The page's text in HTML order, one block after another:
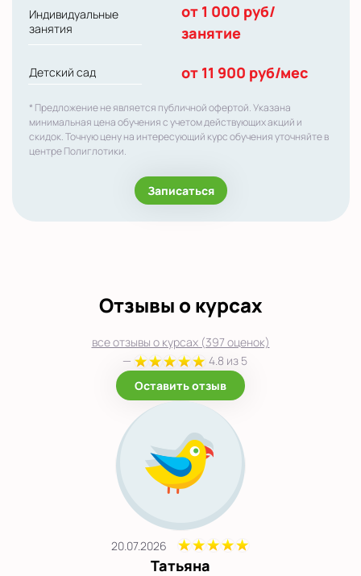
Индивидуальные
занятия
от 1 000 руб/
занятие
Детский сад от 11 900 руб/мес
* Предложение не является публичной офертой. Указана
минимальная цена обучения с учетом действующих акций и
скидок. Точную цену на интересующий курс обучения уточняйте в
центре Полиглотики.
Записаться
Отзывы о курсах
все отзывы о курсах (397 оценок)
—
4.8 из 5
Оставить отзыв
20.07.2026
Татьяна